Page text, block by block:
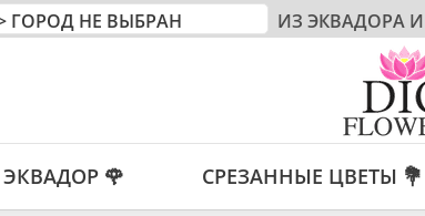
ИЗ ЭКВАДОРА
🌹 СРЕЗАННЫЕ ЦВЕТЫ 💐